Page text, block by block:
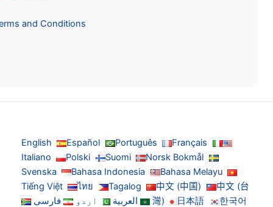
Terms and Conditions
English Español Português
Français
Italiano
Polski Suomi
Norsk Bokmål
Svenska
Bahasa Indonesia
Bahasa Melayu
Tiếng Việt
ไทย Tagalog 中文 (中国)
中文 (台
灣)
日本語 한국어 العربية اردو
فارسی